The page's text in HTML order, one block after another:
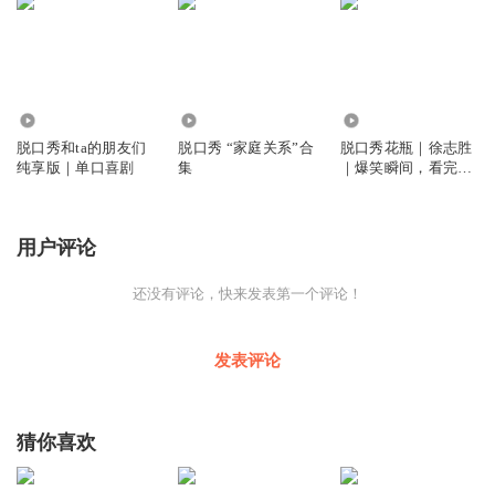
脱口秀和ta的朋友们
纯享版｜单口喜剧
脱口秀 “家庭关系”合
集
脱口秀花瓶｜徐志胜
｜爆笑瞬间，看完让
用户评论
还没有评论，快来发表第一个评论！
发表评论
猜你喜欢